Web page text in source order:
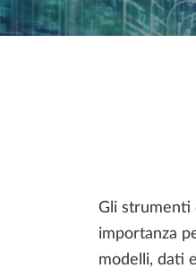
Tutorial
Gli strumenti
importanza
modelli, dati